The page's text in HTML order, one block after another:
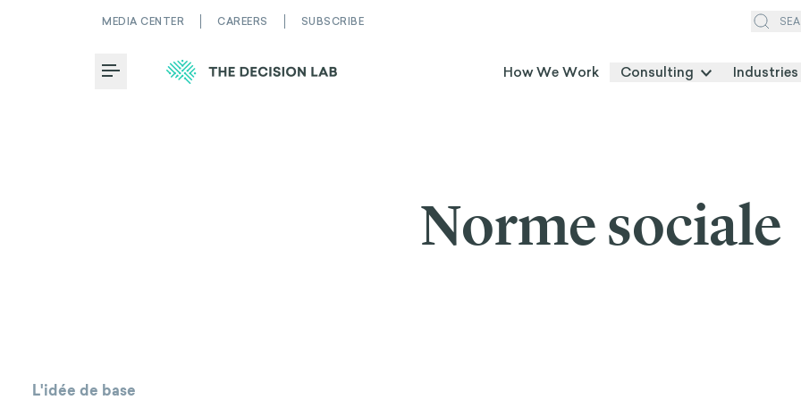
MEDIA CENTER CAREERS SUBSCRIBE
Toggle Menu How We Work Consulting Industries
Norme sociale
L'idée de base